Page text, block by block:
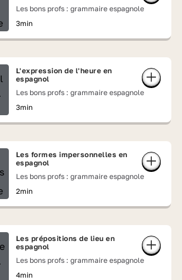
Les bons profs : grammaire espagnole
3min
L'expression de l'heure en
espagnol
Les bons profs : grammaire espagnole
3min
Les formes impersonnelles en
espagnol
Les bons profs : grammaire espagnole
2min
Les prépositions de lieu en
espagnol
Les bons profs : grammaire espagnole
4min